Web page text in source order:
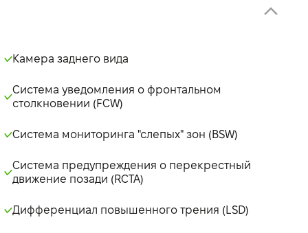
Камера заднего вида
Система уведомления о фронтальном
столкновении (FCW)
Система мониторинга "слепых" зон (BSW)
Система предупреждения о перекрестный
движение позади (RCTA)
Дифференциал повышенного трения (LSD)